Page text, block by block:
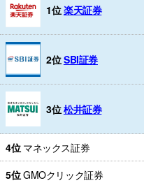
1位楽天証券
2位SBI証券
3位松井証券
4位 マネックス証券
5位GMOクリック証券